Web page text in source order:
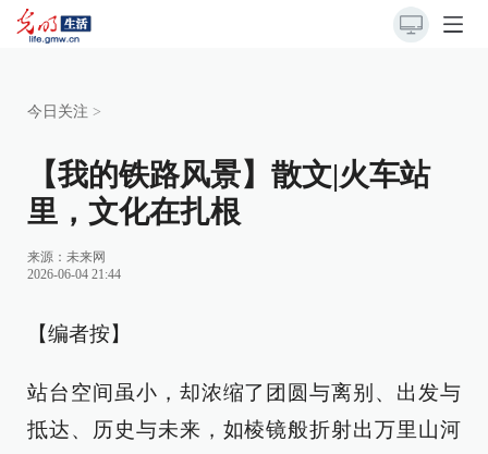
今日关注 >
【我的铁路风景】散文|火车站
里，文化在扎根
来源： 未来网
2026-06-04 21:44
【编者按】
站台空间虽小，却浓缩了团圆与离别、出发与
抵达、历史与未来，如棱镜般折射出万里山河